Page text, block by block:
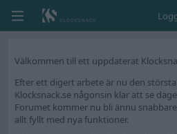
Välkommen till ett uppdaterat
Efter ett digert arbete är nu den
Klocksnack.se någonsin klar att se
Forumet kommer nu bli ännu
allt fyllt med nya funktioner.